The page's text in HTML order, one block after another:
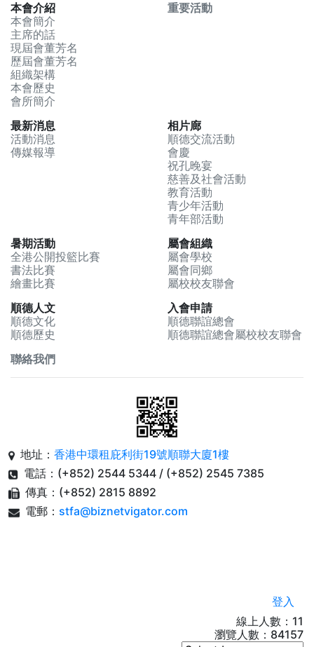
本會介紹
本會簡介
主席的話
現屆會董芳名
歷屆會董芳名
組織架構
本會歷史
會所簡介
重要活動
最新消息
活動消息
傳媒報導
相片廊
順德交流活動
會慶
祝孔晚宴
慈善及社會活動
教育活動
青少年活動
青年部活動
暑期活動
全港公開投籃比賽
書法比賽
繪畫比賽
屬會組織
屬會學校
屬會同鄉
屬校校友聯會
順德人文
順德文化
順德歷史
入會申請
順德聯誼總會
順德聯誼總會屬校校友聯會
聯絡我們
地址： 香港中環租庇利街19號順聯大廈1樓
電話：(+852) 2544 5344 / (+852) 2545 7385
傳真：(+852) 2815 8892
電郵： stfa@biznetvigator.com
登入
線上人數：11
瀏覽人數： 84157